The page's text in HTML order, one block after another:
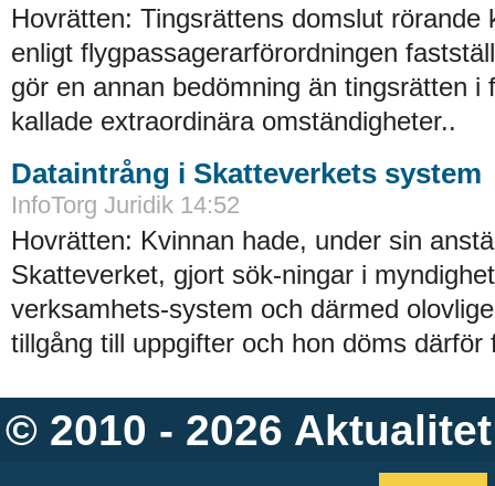
Hovrätten: Tingsrättens domslut rörande
enligt flygpassagerarförordningen
gör en annan bedömning än tingsrätten i
kallade extraordinära omständigheter..
Dataintrång i Skatteverkets system
InfoTorg Juridik 14:52
Hovrätten: Kvinnan hade, under sin
Skatteverket, gjort sök-ningar i
verksamhets-system och därmed
tillgång till uppgifter och hon döms därför
© 2010 - 2026 Aktualitet